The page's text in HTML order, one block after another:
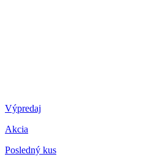
Výpredaj
Akcia
Posledný kus